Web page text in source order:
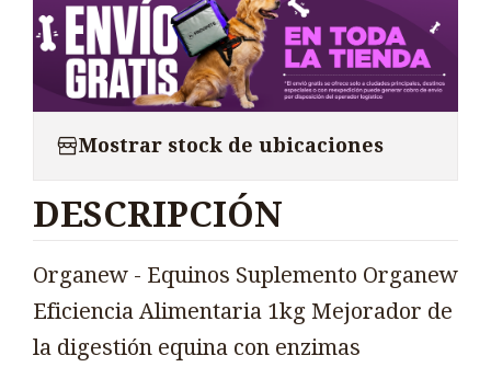
Mostrar stock de ubicaciones
DESCRIPCIÓN
Organew - Equinos Suplemento Organew
Eficiencia Alimentaria 1kg Mejorador de
la digestión equina con enzimas